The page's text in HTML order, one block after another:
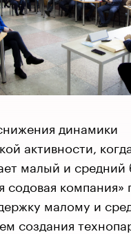
динамики
активности,
малый и средний
содовая компания»
малому и
создания